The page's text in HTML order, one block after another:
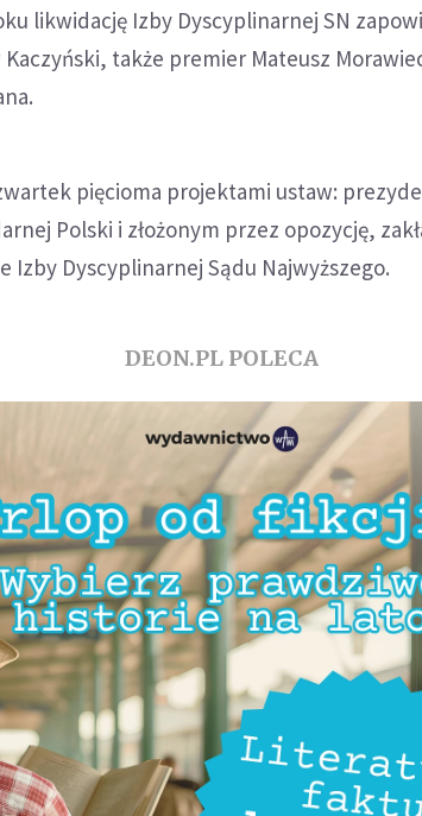
likwidację Izby Dyscyplinarnej SN
Kaczyński, także premier Mateusz
pięcioma projektami ustaw:
Polski i złożonym przez opozycję,
Izby Dyscyplinarnej Sądu Najwyższego.
DEON.PL POLECA